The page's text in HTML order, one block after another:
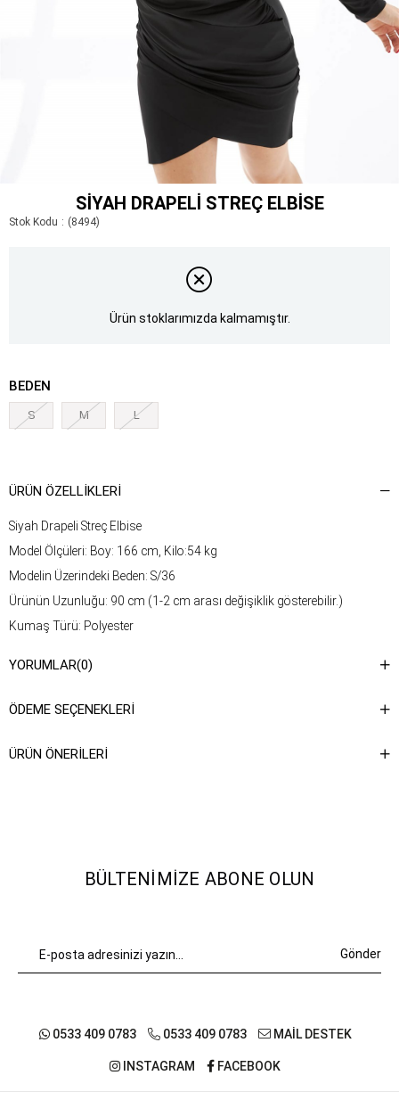
SIYAH DRAPELI STREÇ ELBISE
Stok Kodu (8494)
Ürün stoklarımızda kalmamıştır.
BEDEN
S M L
ÜRÜN ÖZELLIKLERI
Siyah Drapeli Streç Elbise
Model Ölçüleri: Boy: 166 cm, Kilo:54 kg
Modelin Üzerindeki Beden: S/36
Ürünün Uzunluğu: 90 cm (1-2 cm arası değişiklik gösterebilir.)
Kumaş Türü: Polyester
talimatına ulaşabilirsiniz.
YORUMLAR(0)
ÖDEME SEÇENEKLERI
ÜRÜN ÖNERILERI
BÜLTENIMIZE ABONE OLUN
Gönder
0533 409 0783 0533 409 0783 MAİL DESTEK
INSTAGRAM FACEBOOK